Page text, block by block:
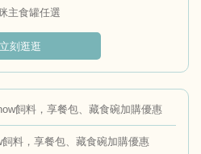
主食罐任選
立刻逛逛
料，享餐包、藏食碗加購優惠